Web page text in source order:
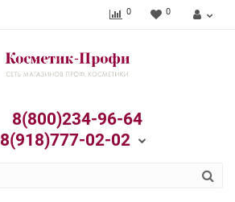
0 0
8(800)234-96-64
8(918)777-02-02